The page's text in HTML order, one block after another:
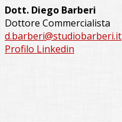
Dott. Diego Barberi
Dottore Commercialista
d.barberi@studiobarberi.it
Profilo Linkedin